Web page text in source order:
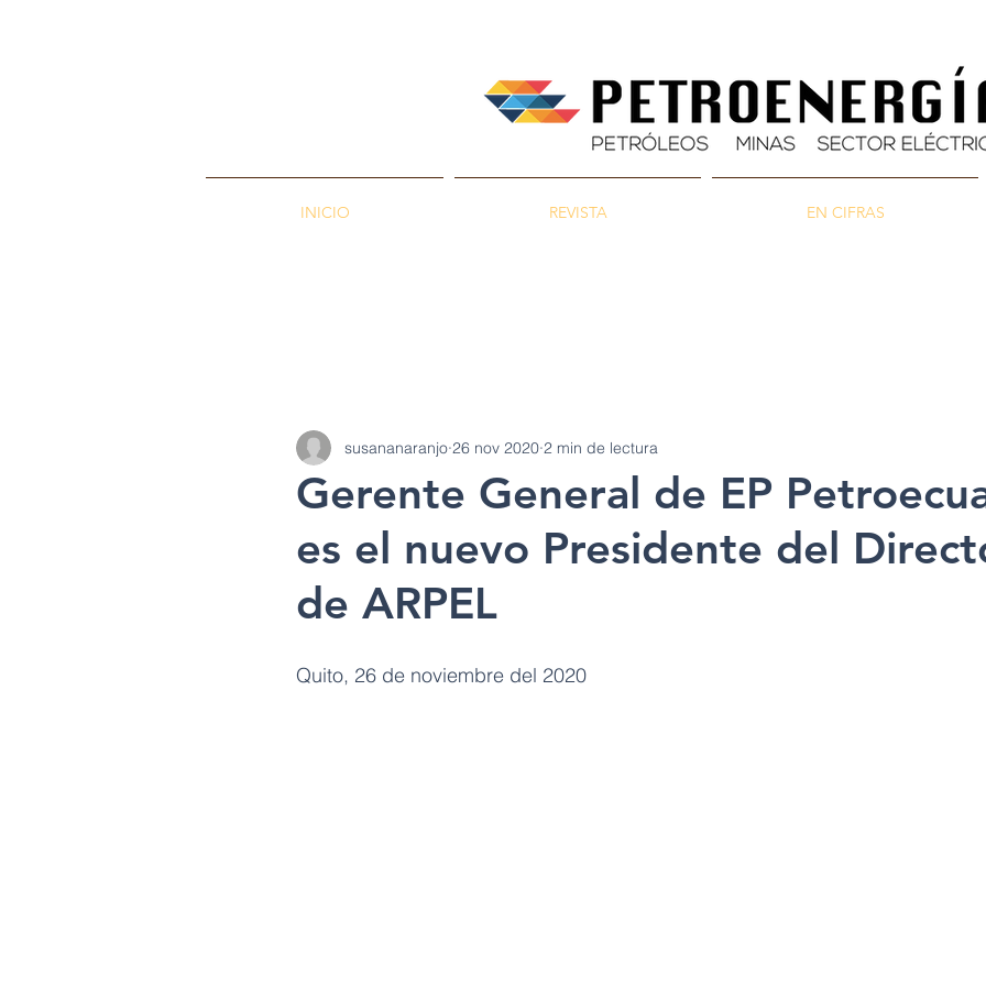
INICIO REVISTA EN CIFRAS
Gerente General de EP
es el nuevo Presidente del
de ARPEL
susananaranjo 26 nov 2020 2 min de lectura
Quito, 26 de noviembre del 2020